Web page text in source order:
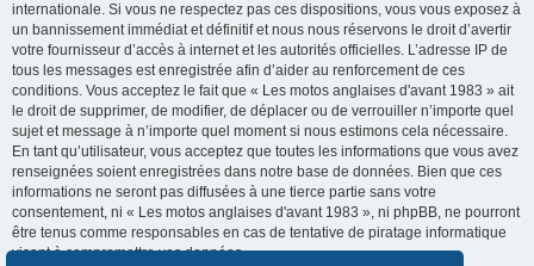
internationale. Si vous ne respectez pas ces dispositions, vous vous exposez à
un bannissement immédiat et définitif et nous nous réservons le droit d’avertir
votre fournisseur d’accès à internet et les autorités officielles. L’adresse IP de
tous les messages est enregistrée afin d’aider au renforcement de ces
conditions. Vous acceptez le fait que « Les motos anglaises d'avant 1983 » ait
le droit de supprimer, de modifier, de déplacer ou de verrouiller n’importe quel
sujet et message à n’importe quel moment si nous estimons cela nécessaire.
En tant qu’utilisateur, vous acceptez que toutes les informations que vous avez
renseignées soient enregistrées dans notre base de données. Bien que ces
informations ne seront pas diffusées à une tierce partie sans votre
consentement, ni « Les motos anglaises d'avant 1983 », ni phpBB, ne pourront
être tenus comme responsables en cas de tentative de piratage informatique
visant à compromettre vos données.